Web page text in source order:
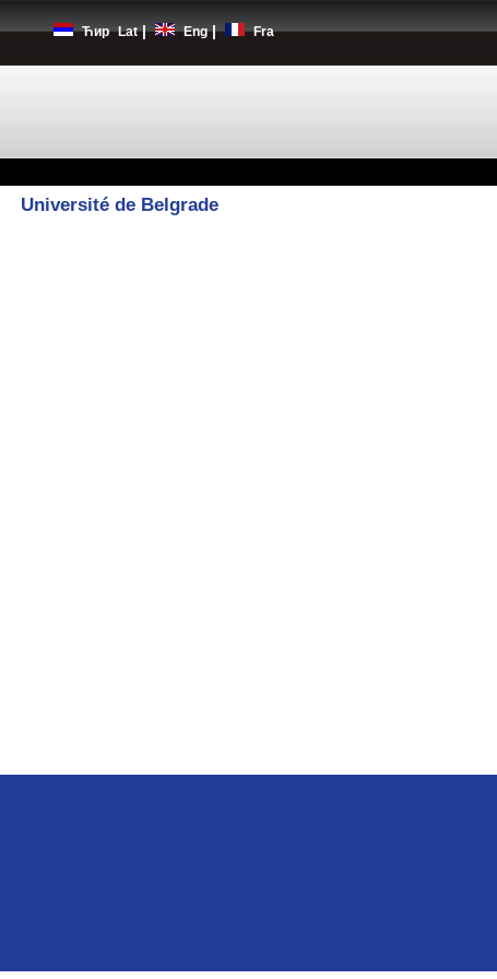
Ћир Lat | Eng | Fra
Université de Belgrade